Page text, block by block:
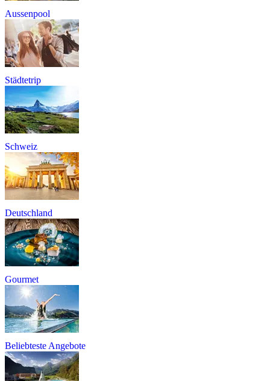
Aussenpool
Städtetrip
Schweiz
Deutschland
Gourmet
Beliebteste Angebote